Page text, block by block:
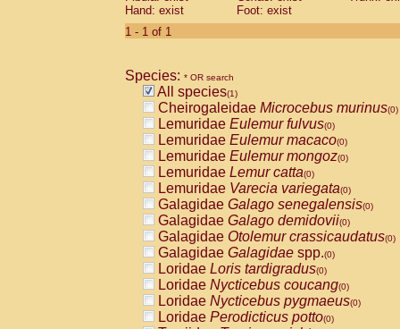
Cebidae Saguinusspp.
Cebidae
CebidaeCebus capucinus
CebidaeCebus nigrivittatus
CebidaeCebus spp.(0)
CebidaeSaimiri boliviensis(0)
CebidaeSaimiri sciureus(0)
AtelidaeAlouatta caraya(0)
AtelidaeAlouatta fusca(0)
AtelidaeAlouatta seniculus(0)
AtelidaeAlouattaspp.(0)
AtelidaeAteles belzebuth(0)
AtelidaeAteles geoffroyi(0)
AtelidaeAteles paniscus(0)
AtelidaeAtelesspp.(0)
AtelidaeLagothrix lagothricha(0)
AtelidaeLagothrix lagothricha cana
PitheciidaeCacajao calvus
Hand: exist
Foot: exist
1 - 1 of 1
Species: * OR search
All species(1)
Cheirogaleidae Microcebus murinus(0)
Lemuridae Eulemur fulvus(0)
Lemuridae Eulemur macaco(0)
Lemuridae Eulemur mongoz(0)
Lemuridae Lemur catta(0)
Lemuridae Varecia variegata(0)
Galagidae Galago senegalensis(0)
Galagidae Galago demidovii(0)
Galagidae Otolemur crassicaudatus(0)
Galagidae Galagidae spp.(0)
Loridae Loris tardigradus(0)
Loridae Nycticebus coucang(0)
Loridae Nycticebus pygmaeus(0)
Loridae Perodicticus potto(0)